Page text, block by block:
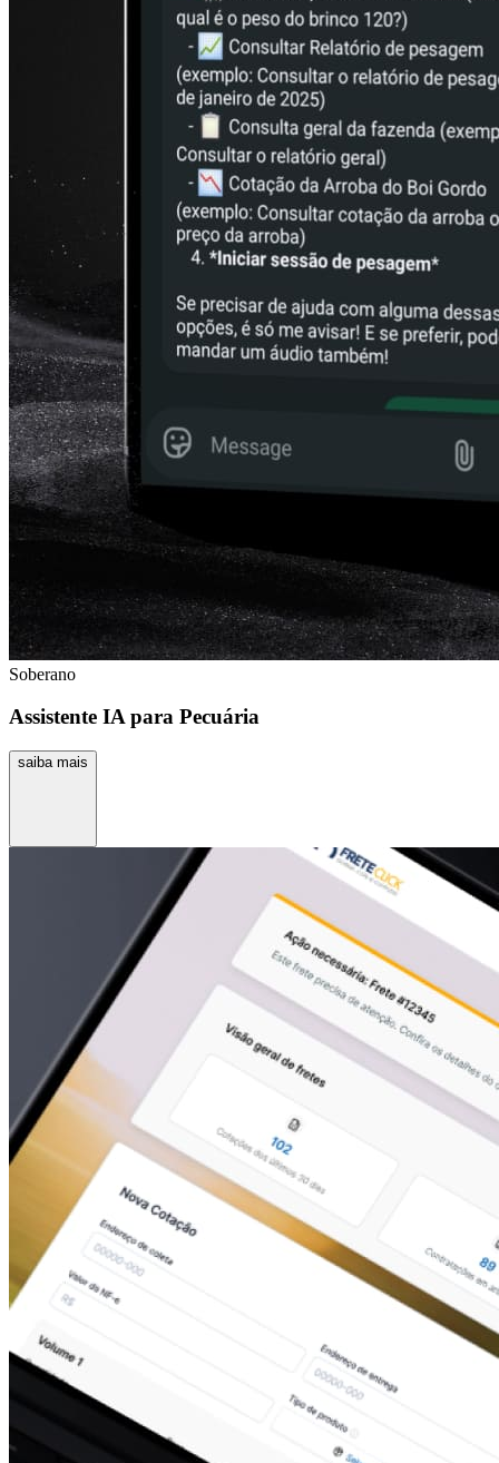
Soberano
Assistente IA para Pecuária
saiba mais